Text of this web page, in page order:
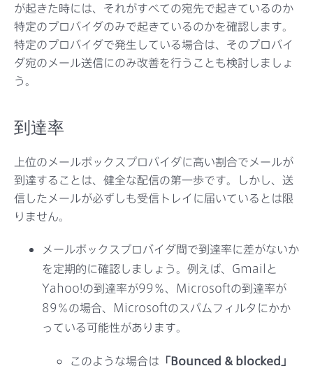
が起きた時には、それがすべての宛先で起きているのか
特定のプロバイダのみで起きているのかを確認します。
特定のプロバイダで発生している場合は、そのプロバイ
ダ宛のメール送信にのみ改善を行うことも検討しましょ
う。
到達率
上位のメールボックスプロバイダに高い割合でメールが
到達することは、健全な配信の第一歩です。しかし、送
信したメールが必ずしも受信トレイに届いているとは限
りません。
メールボックスプロバイダ間で到達率に差がないか
を定期的に確認しましょう。例えば、Gmailと
Yahoo!の到達率が99％、Microsoftの到達率が
89％の場合、Microsoftのスパムフィルタにかか
っている可能性があります。
このような場合は 「Bounced & blocked」